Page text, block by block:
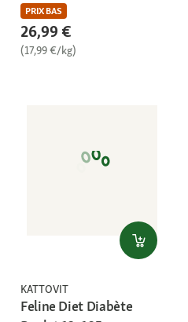
PRIX BAS
26,99 €
(17,99 €/kg)
KATTOVIT
Feline Diet Diabète